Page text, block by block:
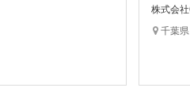
株式会
千葉県